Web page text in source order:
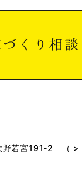
野若宮191-2 （ >